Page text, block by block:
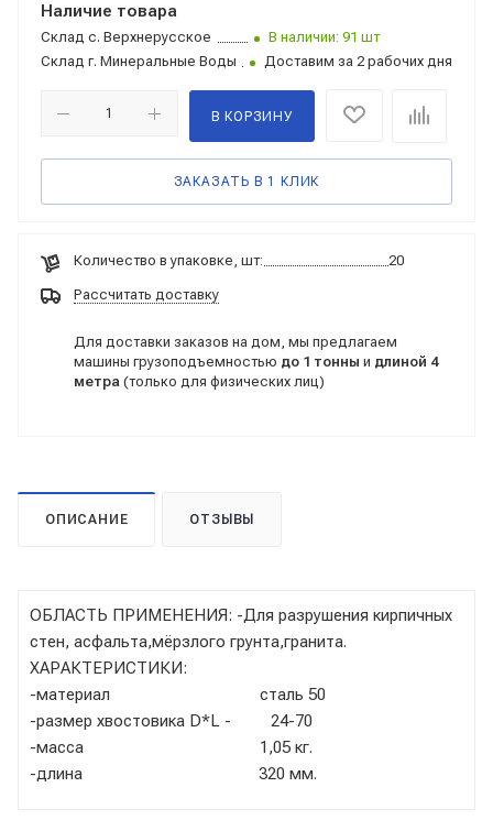
Наличие товара
Склад с. Верхнерусское
В наличии: 91 шт
Склад г. Минеральные Воды Доставим за 2 рабочих дня
В КОРЗИНУ
ЗАКАЗАТЬ В 1 КЛИК
Количество в упаковке, шт: 20
Рассчитать доставку
Для доставки заказов на дом, мы предлагаем
машины грузоподъемностью до 1 тонны и длиной 4
метра (только для физических лиц)
ОПИСАНИЕ ОТЗЫВЫ
ОБЛАСТЬ ПРИМЕНЕНИЯ: -Для разрушения кирпичных
стен, асфальта,мёрзлого грунта,гранита.
ХАРАКТЕРИСТИКИ:
-материал сталь 50
-размер хвостовика D*L - 24-70
-масса 1,05 кг.
-длина 320 мм.